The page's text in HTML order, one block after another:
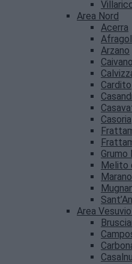
Area Nord
Acerra
Arzano
Caivano
Cardito
Casoria
Grumo
Melito
Area